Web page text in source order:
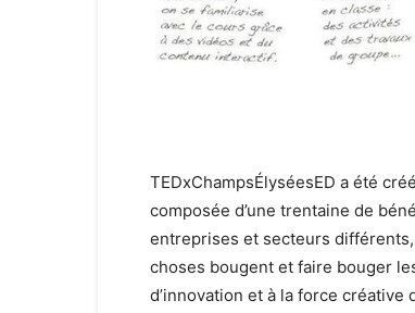
TEDxChampsÉlyséesED a été
composée d’une trentaine de
entreprises et secteurs
choses bougent et faire bouger
d’innovation et à la force